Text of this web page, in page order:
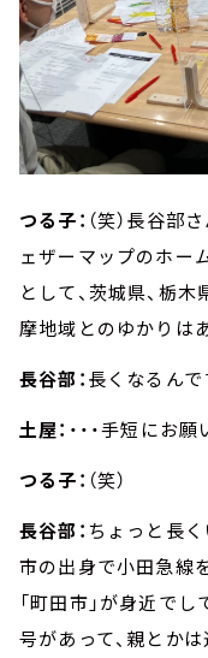
つる子： （笑）長谷部
ェザーマップのホー
として、茨城県、栃木
摩地域とのゆかりは
長谷部：長くなるん
土屋： ・・・手短にお願
つる子： （笑）
長谷部： ちょっと長く
市の出身で小田急線
「町田市」が身近で
号があって、親とか